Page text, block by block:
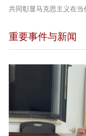
共同彰显马克思主义在当
重要事件与新闻